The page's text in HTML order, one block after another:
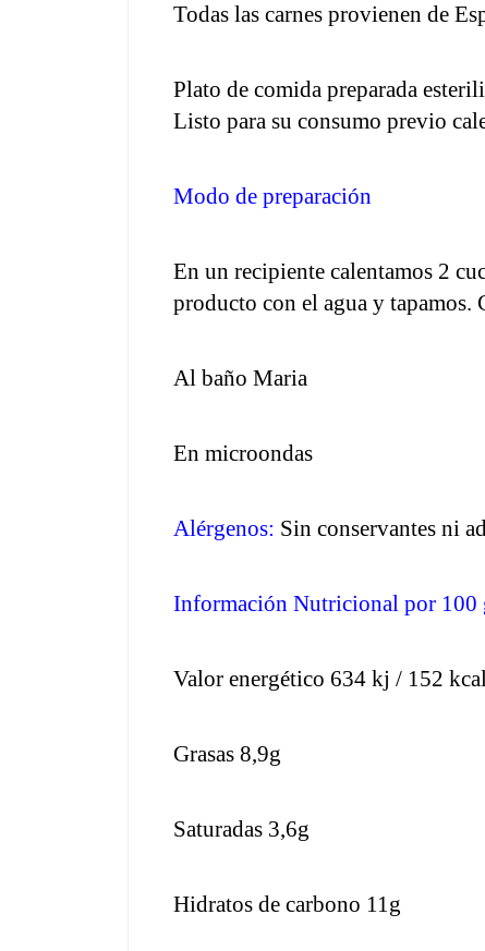
Todas las carnes provienen de
Plato de comida preparada
Listo para su consumo previo
Modo de preparación
En un recipiente calentamos 2
producto con el agua y tapamos.
Al baño Maria
En microondas
Alérgenos: Sin conservantes ni
Información Nutricional por 100
Valor energético 634 kj / 152
Grasas 8,9g
Saturadas 3,6g
Hidratos de carbono 11g